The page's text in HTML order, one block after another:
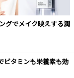
グでメイク映えする潤
ビタミンも栄養素も効